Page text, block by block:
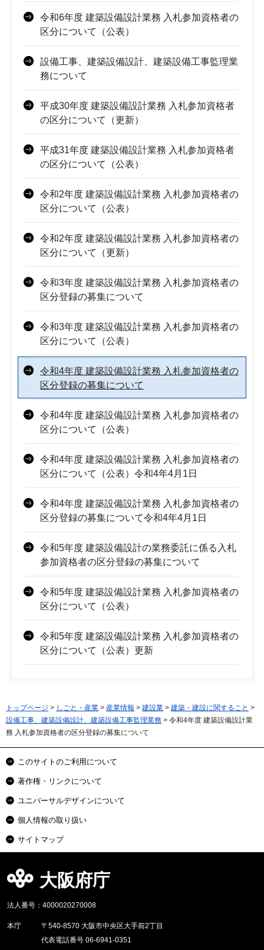
令和6年度 建築設備設計業務 入札参加資格者の
区分について（公表）
設備工事、建築設備設計、建築設備工事監理業
務について
平成30年度 建築設備設計業務 入札参加資格者
の区分について（更新）
平成31年度 建築設備設計業務 入札参加資格者
の区分について（公表）
令和2年度 建築設備設計業務 入札参加資格者の
区分について（公表）
令和2年度 建築設備設計業務 入札参加資格者の
区分について（更新）
令和3年度 建築設備設計業務 入札参加資格者の
区分登録の募集について
令和3年度 建築設備設計業務 入札参加資格者の
区分について（公表）
令和4年度 建築設備設計業務 入札参加資格者の
区分登録の募集について
令和4年度 建築設備設計業務 入札参加資格者の
区分について（公表）
令和4年度 建築設備設計業務 入札参加資格者の
区分について（公表）令和4年4月1日
令和4年度 建築設備設計業務 入札参加資格者の
区分登録の募集について令和4年4月1日
令和5年度 建築設備設計の業務委託に係る入札
参加資格者の区分登録の募集について
令和5年度 建築設備設計業務 入札参加資格者の
区分について（公表）
令和5年度 建築設備設計業務 入札参加資格者の
区分について（公表）更新
トップページ > しごと・産業 > 産業情報 > 建設業 > 建築・建設に関すること >
設備工事、建築設備設計、建築設備工事監理業務 > 令和4年度 建築設備設計業
務 入札参加資格者の区分登録の募集について
このサイトのご利用について
著作権・リンクについて
ユニバーサルデザインについて
個人情報の取り扱い
サイトマップ
大阪府庁
法人番号：4000020270008
本庁
〒540-8570 大阪市中央区大手前2丁目
代表電話番号 06-6941-0351